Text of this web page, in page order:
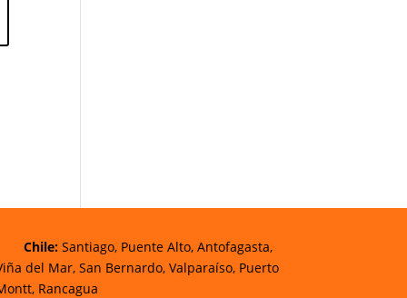
Chile:Santiago, Puente Alto, Antofagasta,
del Mar, San Bernardo, Valparaíso, Puerto
Rancagua